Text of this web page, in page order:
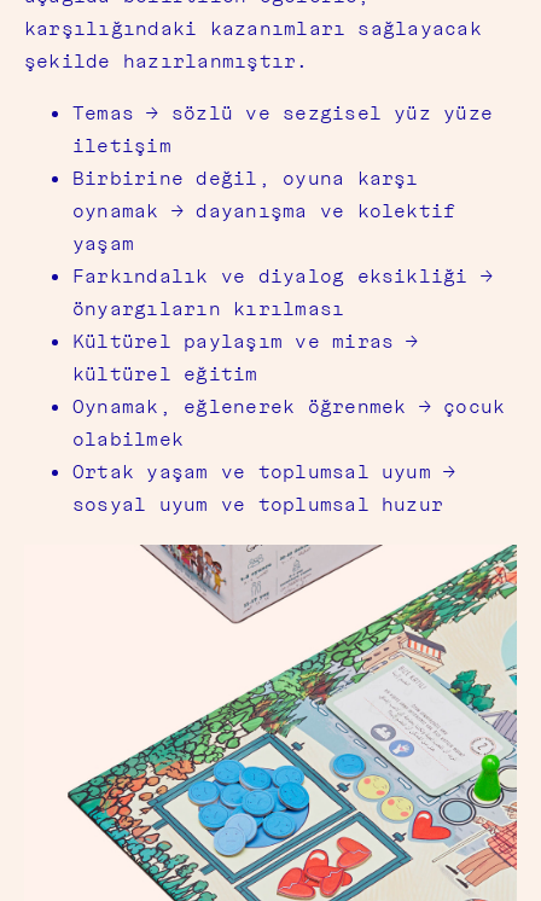
karşılığındaki kazanımları sağlayacak
şekilde hazırlanmıştır.
Temas → sözlü ve sezgisel yüz yüze
iletişim
Birbirine değil, oyuna karşı
oynamak → dayanışma ve kolektif
yaşam
Farkındalık ve diyalog eksikliği →
önyargıların kırılması
Kültürel paylaşım ve miras →
kültürel eğitim
Oynamak, eğlenerek öğrenmek → çocuk
olabilmek
Ortak yaşam ve toplumsal uyum →
sosyal uyum ve toplumsal huzur